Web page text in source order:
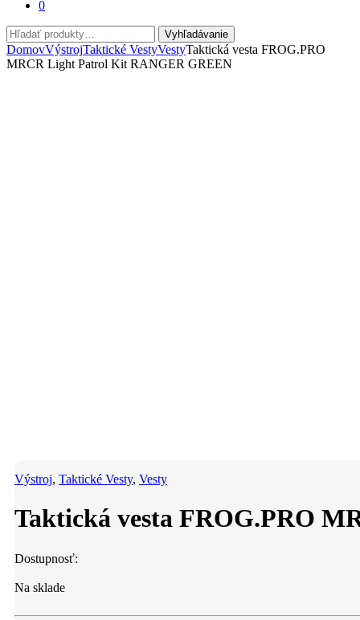
0
Hľadať:
Vyhľadávanie
DomovVýstrojTaktické VestyVestyTaktická vesta FROG.PRO
MRCR Light Patrol Kit RANGER GREEN
Výstroj, Taktické Vesty, Vesty
Taktická vesta FROG.PRO
Dostupnosť:
Na sklade